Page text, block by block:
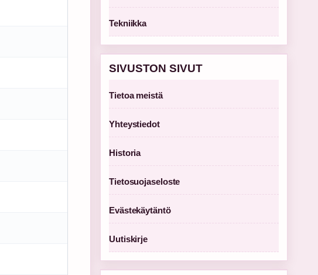
Tekniikka
SIVUSTON SIVUT
Tietoa meistä
Yhteystiedot
Historia
Tietosuojaseloste
Evästekäytäntö
Uutiskirje